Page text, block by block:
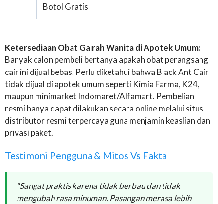
Botol Gratis
Ketersediaan Obat Gairah Wanita di Apotek Umum:
Banyak calon pembeli bertanya apakah obat perangsang
cair ini dijual bebas. Perlu diketahui bahwa Black Ant Cair
tidak dijual di apotek umum seperti Kimia Farma, K24,
maupun minimarket Indomaret/Alfamart. Pembelian
resmi hanya dapat dilakukan secara online melalui situs
distributor resmi terpercaya guna menjamin keaslian dan
privasi paket.
Testimoni Pengguna & Mitos Vs Fakta
“Sangat praktis karena tidak berbau dan tidak
mengubah rasa minuman. Pasangan merasa lebih